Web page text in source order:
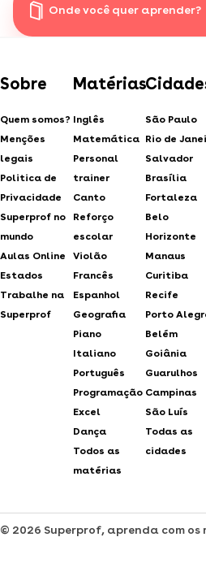
Onde você quer aprender?
Sobre
Quem somos?
Menções
legais
Politica de
Privacidade
Superprof no
mundo
Aulas Online
Estados
Trabalhe na
Superprof
Matérias
Inglês
Matemática
Personal
trainer
Canto
Reforço
escolar
Violão
Francês
Espanhol
Geografia
Piano
Italiano
Português
Programação
Excel
Dança
Todos as
matérias
São Paulo
Rio de
Salvador
Brasília
Fortaleza
Belo
Horizonte
Manaus
Curitiba
Recife
Porto
Belém
Goiânia
Guarulhos
Campinas
São Luís
Todas as
cidades
© 2026 Superprof, aprenda com os